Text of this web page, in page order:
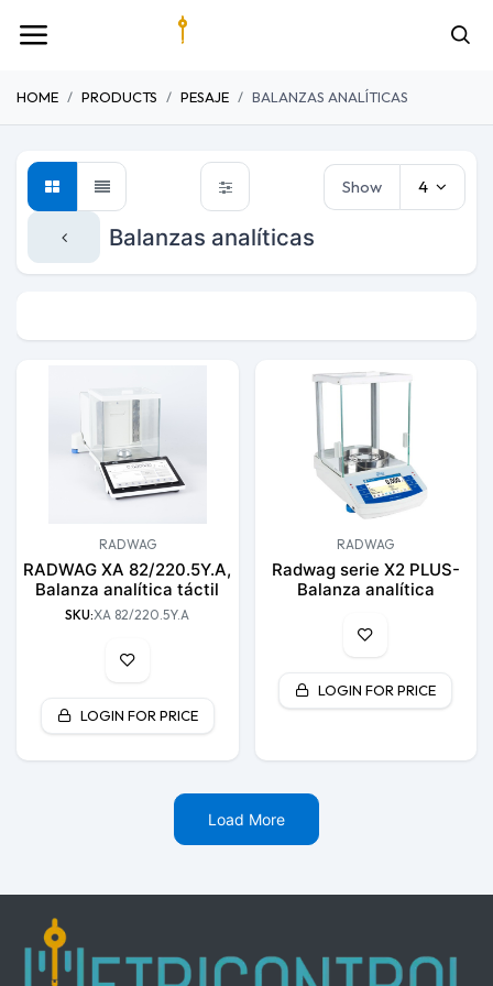
HOME PRODUCTS PESAJE BALANZAS ANALÍTICAS
Balanzas analíticas
Show 4
RADWAG
RADWAG XA 82/220.5Y.A,
Balanza analítica táctil
SKU:XA 82/220.5Y.A
LOGIN FOR PRICE
RADWAG
Radwag serie X2 PLUS-
Balanza analítica
LOGIN FOR PRICE
Load More